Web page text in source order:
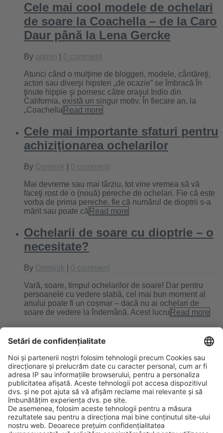
Cele mai cool modele de ochelari
de soare la Coachella – de la Caro
Daur până la Lena Gercke
By admin 0 comment
Atunci când o mulţime de bloggeri, modele, cântăreţi,
actori sau diverşi hipsteri „de ocazie” se îmbracă în
ţinute hippie şi pornesc către oraşul Indio din
California, există un singur motiv. În fiecare an, la
„Coachella Read more
Cele mai importante sfaturi pentru
achiziţionarea ochelarilor
By Dominik 0 comment
Mai devreme sau mai târziu, tot vine vremea să vă
faceţi rost de o (nouă) pereche de ochelari. Fie că este
vorba de prima pereche, fie că numărul de dioptrii s-a
mărit sau poate că Read more
Ochelarii de soare cu dioptrie – o
necesitate?
By Dominik 0 comment
Vară, soare, timpul ochelarilor de soare! Dar pentru
persoanele cu vedere slabă, cel mai bun moment al
anului poate fi un coșmar – dacă nu ai ochelari de
soare de vedere la îndemână. Acest lucru Read more
Filtrare optimă cu ajutorul
ochelarilor polarizaţi
ByDominik|0 comment
Ochelarii de soare polarizați nu mai reprezintă doar un
mijloc de protecție clasic împotriva soarelui. Mai
degrabă, ei sunt astăzi un accesoriu indispensabil pe
care moda trebuie să-l adapteze şi să-l perfecṭioneze